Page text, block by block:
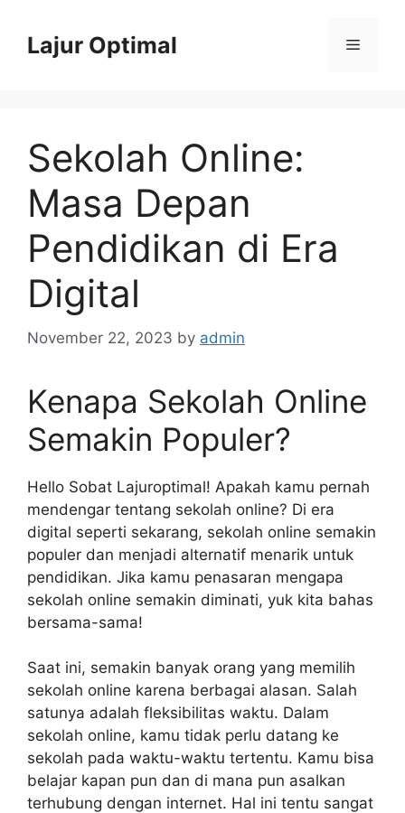
contentLajur Optimal Menu
Sekolah Online:
Masa Depan
Pendidikan di Era
Digital
November 22, 2023 by admin
Kenapa Sekolah Online
Semakin Populer?
Hello Sobat Lajuroptimal! Apakah kamu pernah
mendengar tentang sekolah online? Di era
digital seperti sekarang, sekolah online semakin
populer dan menjadi alternatif menarik untuk
pendidikan. Jika kamu penasaran mengapa
sekolah online semakin diminati, yuk kita bahas
bersama-sama!
Saat ini, semakin banyak orang yang memilih
sekolah online karena berbagai alasan. Salah
satunya adalah fleksibilitas waktu. Dalam
sekolah online, kamu tidak perlu datang ke
sekolah pada waktu-waktu tertentu. Kamu bisa
belajar kapan pun dan di mana pun asalkan
terhubung dengan internet. Hal ini tentu sangat